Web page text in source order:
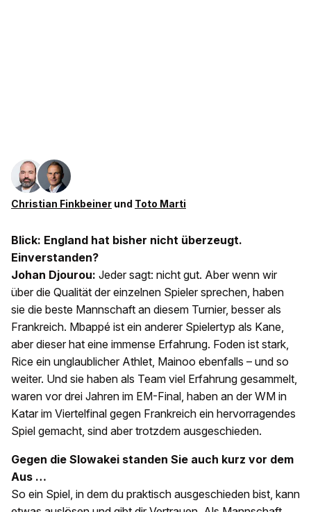
Christian Finkbeiner und Toto Marti
Blick: England hat bisher nicht überzeugt.
Einverstanden?
Johan Djourou: Jeder sagt: nicht gut. Aber wenn wir
über die Qualität der einzelnen Spieler sprechen, haben
sie die beste Mannschaft an diesem Turnier, besser als
Frankreich. Mbappé ist ein anderer Spielertyp als Kane,
aber dieser hat eine immense Erfahrung. Foden ist stark,
Rice ein unglaublicher Athlet, Mainoo ebenfalls – und so
weiter. Und sie haben als Team viel Erfahrung gesammelt,
waren vor drei Jahren im EM-Final, haben an der WM in
Katar im Viertelfinal gegen Frankreich ein hervorragendes
Spiel gemacht, sind aber trotzdem ausgeschieden.
Gegen die Slowakei standen Sie auch kurz vor dem
Aus …
So ein Spiel, in dem du praktisch ausgeschieden bist, kann